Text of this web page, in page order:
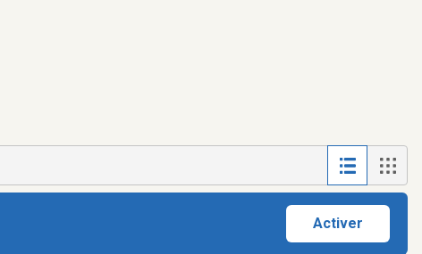
Activer